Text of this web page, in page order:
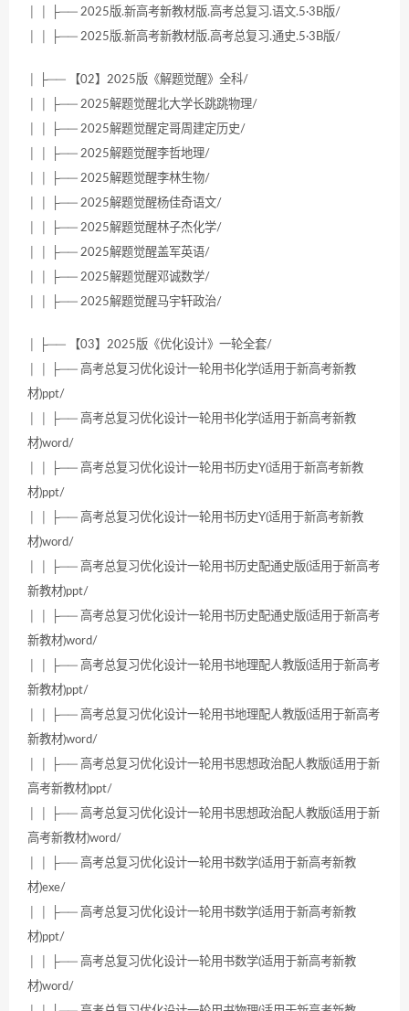
│ │ ├── 2025版.新高考新教材版.高考总复习.语文.5·3B版/
│ │ ├── 2025版.新高考新教材版.高考总复习.通史.5·3B版/
│ ├── 【02】2025版《解题觉醒》全科/
│ │ ├── 2025解题觉醒北大学长跳跳物理/
│ │ ├── 2025解题觉醒定哥周建定历史/
│ │ ├── 2025解题觉醒李哲地理/
│ │ ├── 2025解题觉醒李林生物/
│ │ ├── 2025解题觉醒杨佳奇语文/
│ │ ├── 2025解题觉醒林子杰化学/
│ │ ├── 2025解题觉醒盖军英语/
│ │ ├── 2025解题觉醒邓诚数学/
│ │ ├── 2025解题觉醒马宇轩政治/
│ ├── 【03】2025版《优化设计》一轮全套/
│ │ ├── 高考总复习优化设计一轮用书化学(适用于新高考新教
材)ppt/
│ │ ├── 高考总复习优化设计一轮用书化学(适用于新高考新教
材)word/
│ │ ├── 高考总复习优化设计一轮用书历史Y(适用于新高考新教
材)ppt/
│ │ ├── 高考总复习优化设计一轮用书历史Y(适用于新高考新教
材)word/
│ │ ├── 高考总复习优化设计一轮用书历史配通史版(适用于新高考
新教材)ppt/
│ │ ├── 高考总复习优化设计一轮用书历史配通史版(适用于新高考
新教材)word/
│ │ ├── 高考总复习优化设计一轮用书地理配人教版(适用于新高考
新教材)ppt/
│ │ ├── 高考总复习优化设计一轮用书地理配人教版(适用于新高考
新教材)word/
│ │ ├── 高考总复习优化设计一轮用书思想政治配人教版(适用于新
高考新教材)ppt/
│ │ ├── 高考总复习优化设计一轮用书思想政治配人教版(适用于新
高考新教材)word/
│ │ ├── 高考总复习优化设计一轮用书数学(适用于新高考新教
材)exe/
│ │ ├── 高考总复习优化设计一轮用书数学(适用于新高考新教
材)ppt/
│ │ ├── 高考总复习优化设计一轮用书数学(适用于新高考新教
材)word/